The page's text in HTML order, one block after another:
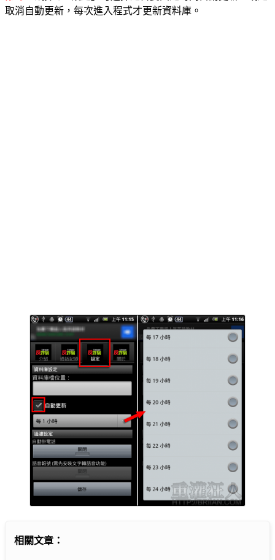
取消自動更新，每次進入程式才更新資料庫。
相關文章：